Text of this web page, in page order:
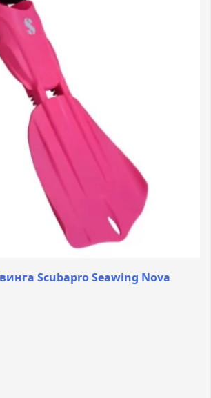
Scubapro Seawing Nova